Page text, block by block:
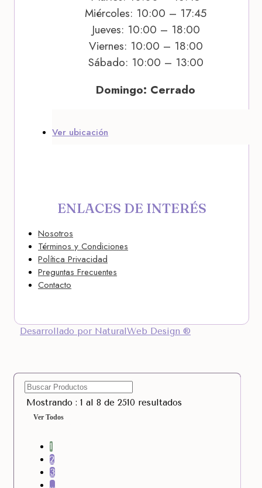
Miércoles: 10:00 – 17:45
Jueves: 10:00 – 18:00
Viernes: 10:00 – 18:00
Sábado: 10:00 – 13:00
Domingo: Cerrado
Ver ubicación
ENLACES DE INTERÉS
Nosotros
Términos y Condiciones
Política Privacidad
Preguntas Frecuentes
Contacto
Desarrollado por NaturalWeb Design ®
Mostrando : 1 al 8 de 2510 resultados
Ver Todos
1
2
3
…